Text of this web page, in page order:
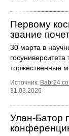
Первому
звание
30 марта в
торжественные
Источник:
31.03.2026
Улан-Батор